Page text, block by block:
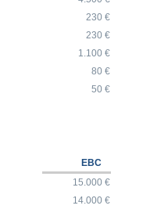
230 €
230 €
1.100 €
80 €
50 €
EBC
15.000 €
14.000 €